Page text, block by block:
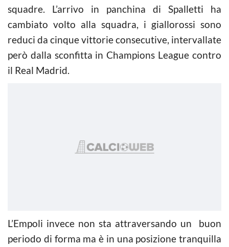
squadre. L’arrivo in panchina di Spalletti ha
cambiato volto alla squadra, i giallorossi sono
reduci da cinque vittorie consecutive, intervallate
però dalla sconfitta in Champions League contro
il Real Madrid.
L’Empoli invece non sta attraversando un buon
periodo di forma ma è in una posizione tranquilla